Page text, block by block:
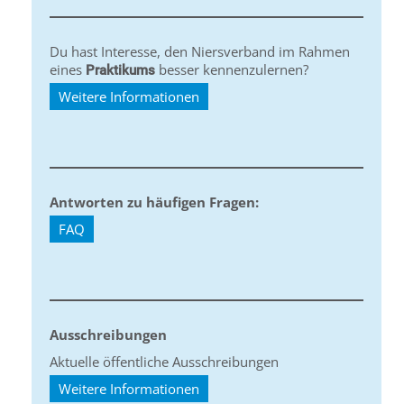
Du hast Interesse, den Niersverband im Rahmen
eines Praktikums besser kennenzulernen?
Weitere Informationen
Antworten zu häufigen Fragen:
FAQ
Ausschreibungen
Aktuelle öffentliche Ausschreibungen
Weitere Informationen